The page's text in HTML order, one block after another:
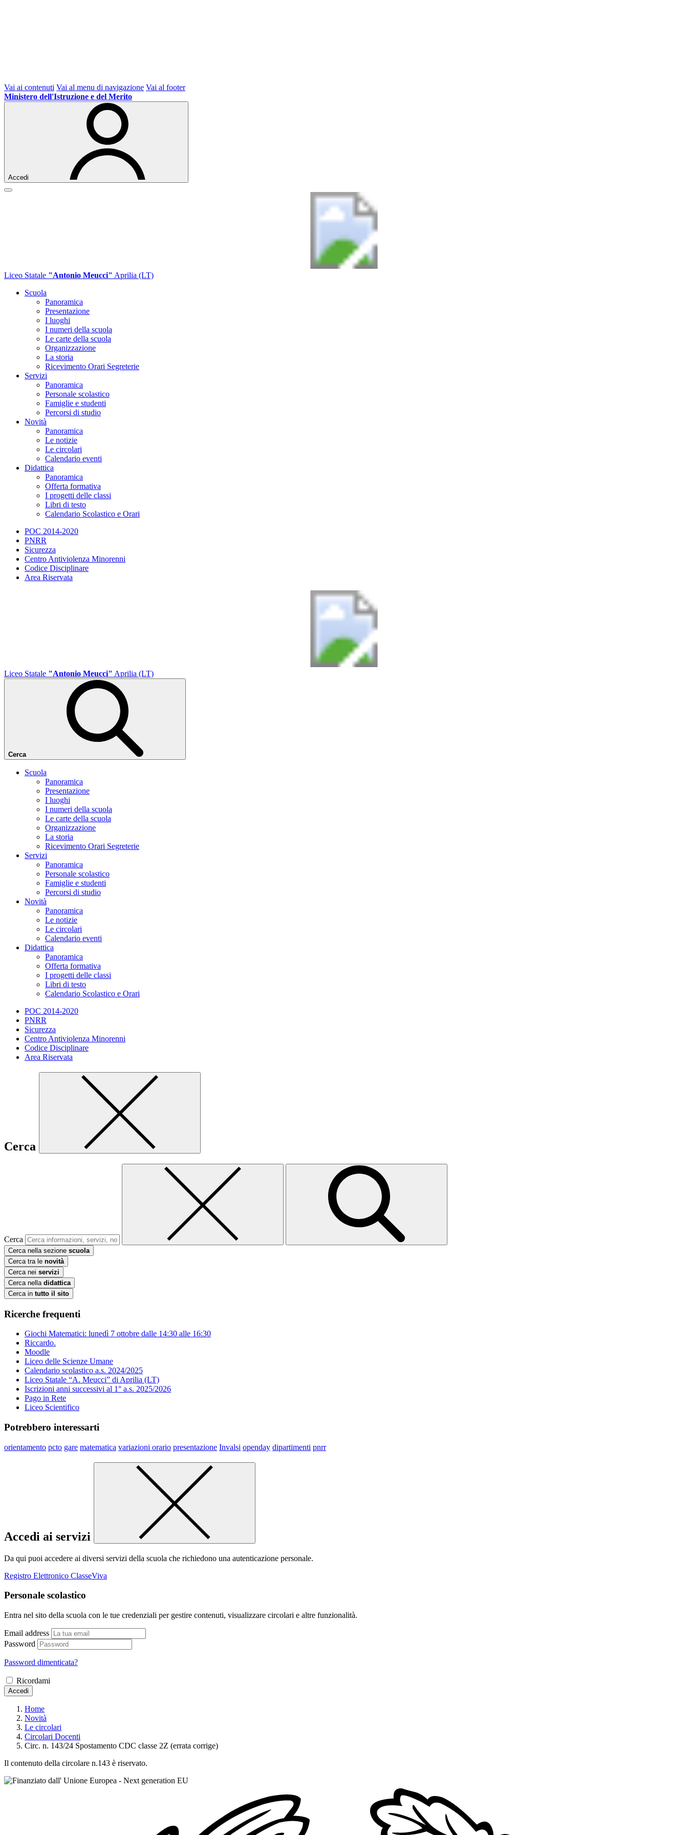
Vai ai contenuti Vai al menu di navigazione Vai al footer
Ministero dell'Istruzione e del Merito
Accedi
Liceo Statale "Antonio Meucci" Aprilia (LT)
Scuola
Panoramica
Presentazione
I luoghi
I numeri della scuola
Le carte della scuola
Organizzazione
La storia
Ricevimento Orari Segreterie
Servizi
Panoramica
Personale scolastico
Famiglie e studenti
Percorsi di studio
Novità
Panoramica
Le notizie
Le circolari
Calendario eventi
Didattica
Panoramica
Offerta formativa
I progetti delle classi
Libri di testo
Calendario Scolastico e Orari
POC 2014-2020
PNRR
Sicurezza
Centro Antiviolenza Minorenni
Codice Disciplinare
Area Riservata
Liceo Statale "Antonio Meucci" Aprilia (LT)
Cerca
Scuola
Panoramica
Presentazione
I luoghi
I numeri della scuola
Le carte della scuola
Organizzazione
La storia
Ricevimento Orari Segreterie
Servizi
Panoramica
Personale scolastico
Famiglie e studenti
Percorsi di studio
Novità
Panoramica
Le notizie
Le circolari
Calendario eventi
Didattica
Panoramica
Offerta formativa
I progetti delle classi
Libri di testo
Calendario Scolastico e Orari
POC 2014-2020
PNRR
Sicurezza
Centro Antiviolenza Minorenni
Codice Disciplinare
Area Riservata
Cerca
Cerca
Cerca nella sezione scuola
Cerca tra le novità
Cerca nei servizi
Cerca nella didattica
Cerca in tutto il sito
Ricerche frequenti
Giochi Matematici: lunedì 7 ottobre dalle 14:30 alle 16:30
Riccardo.
Moodle
Liceo delle Scienze Umane
Calendario scolastico a.s. 2024/2025
Liceo Statale “A. Meucci” di Aprilia (LT)
Iscrizioni anni successivi al 1° a.s. 2025/2026
Pago in Rete
Liceo Scientifico
Potrebbero interessarti
orientamento pcto gare matematica variazioni orario presentazione Invalsi openday dipartimenti pnrr
Accedi ai servizi
Da qui puoi accedere ai diversi servizi della scuola che richiedono una autenticazione personale.
Registro Elettronico ClasseViva
Personale scolastico
Entra nel sito della scuola con le tue credenziali per gestire contenuti, visualizzare circolari e altre funzionalità.
Email address
Password
Password dimenticata?
Ricordami
Accedi
Home
Novità
Le circolari
Circolari Docenti
Circ. n. 143/24 Spostamento CDC classe 2Z (errata corrige)
Il contenuto della circolare n.143 è riservato.